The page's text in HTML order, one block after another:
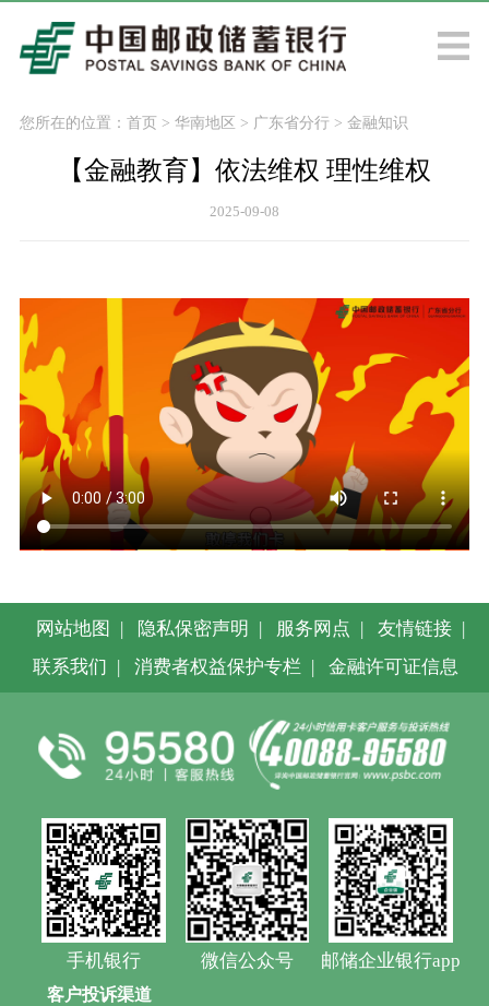
您所在的位置： 首页> 华南地区 > 广东省分行> 金融知识
【金融教育】依法维权 理性维权
2025-09-08
网站地图 隐私保密声明 服务网点 友情链接
联系我们
消费者权益保护专栏 金融许可证信息
手机银行 微信公众号 邮储企业银行app
客户投诉渠道